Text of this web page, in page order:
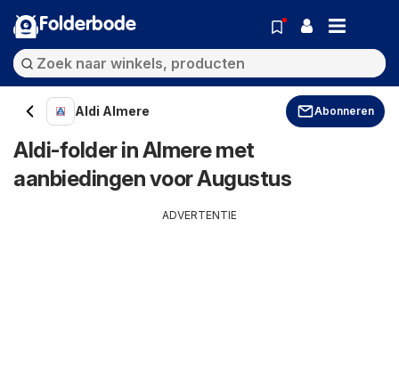
Folderbode
Aldi Almere Abonneren
Aldi-folder in Almere met
aanbiedingen voor Augustus
ADVERTENTIE